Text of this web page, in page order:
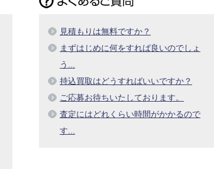
見積もりは無料ですか？
まずはじめに何をすれば良いのでしょ
う...
持込買取はどうすればいいですか？
ご応募お待ちいたしております。
査定にはどれくらい時間がかかるので
す...